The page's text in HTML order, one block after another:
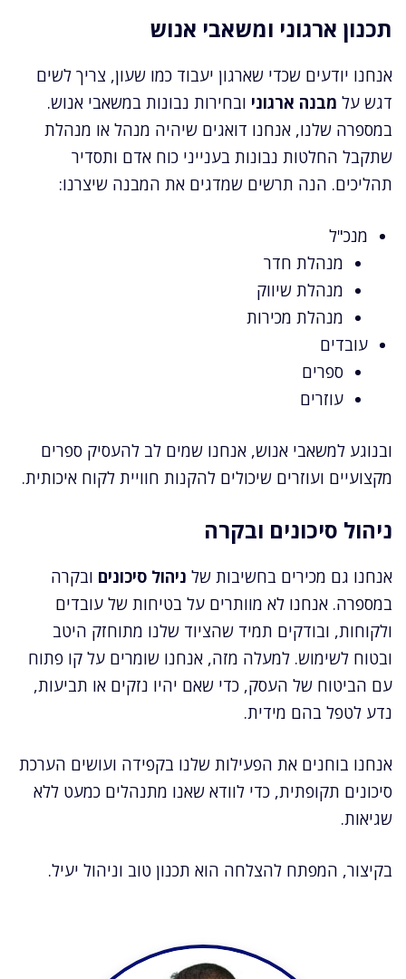
תכנון ארגוני ומשאבי אנוש
אנחנו יודעים שכדי שארגון יעבוד כמו שעון, צריך לשים
דגש על מבנה ארגוני ובחירות נבונות במשאבי אנוש.
במספרה שלנו, אנחנו דואגים שיהיה מנהל או מנהלת
שתקבל החלטות נבונות בענייני כוח אדם ותסדיר
תהליכים. הנה תרשים שמדגים את המבנה שיצרנו:
מנכ"ל
מנהלת חדר
מנהלת שיווק
מנהלת מכירות
עובדים
ספרים
עוזרים
ובנוגע למשאבי אנוש, אנחנו שמים לב להעסיק ספרים
מקצועיים ועוזרים שיכולים להקנות חוויית לקוח איכותית.
ניהול סיכונים ובקרה
אנחנו גם מכירים בחשיבות של ניהול סיכונים ובקרה
במספרה. אנחנו לא מוותרים על בטיחות של עובדים
ולקוחות, ובודקים תמיד שהציוד שלנו מתוחזק היטב
ובטוח לשימוש. למעלה מזה, אנחנו שומרים על קו פתוח
עם הביטוח של העסק, כדי שאם יהיו נזקים או תביעות,
נדע לטפל בהם מידית.
אנחנו בוחנים את הפעילות שלנו בקפידה ועושים הערכת
סיכונים תקופתית, כדי לוודא שאנו מתנהלים כמעט ללא
שגיאות.
בקיצור, המפתח להצלחה הוא תכנון טוב וניהול יעיל.